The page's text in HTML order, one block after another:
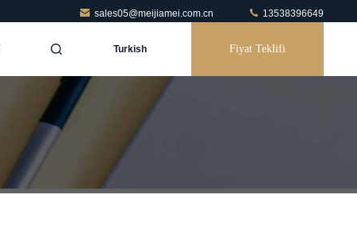
sales05@meijiamei.com.cn 13538396649
Turkish Fiyat Teklifi